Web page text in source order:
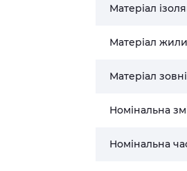
Матеріал
Матеріал жили
Матеріал
Номінальна
Номінальна